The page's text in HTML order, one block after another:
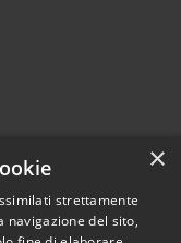
×
strettamente
navigazione del sito,